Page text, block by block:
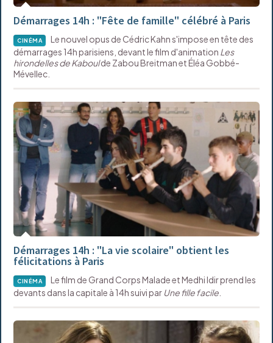
Démarrages 14h : "Fête de famille" célébré à Paris
CINÉMA
Le nouvel opus de Cédric Kahn s'impose en tête des
démarrages 14h parisiens, devant le film d'animation Les
hirondelles de Kaboulde Zabou Breitman et Éléa Gobbé-
Mévellec.
Démarrages 14h : "La vie scolaire" obtient les
félicitations à Paris
CINÉMA
Le film de Grand Corps Malade et Medhi Idir prend les
devants dans la capitale à 14h suivi par Une fille facile